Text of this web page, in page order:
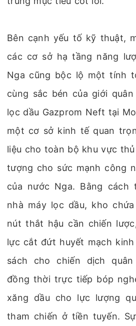
Bên cạnh yếu tố kỹ thuật,
các cơ sở hạ tầng năng
Nga cũng bộc lộ một tính
cùng sắc bén của giới
lọc dầu Gazprom Neft tại
một cơ sở kinh tế quan
liệu cho toàn bộ khu vực
tượng cho sức mạnh công
của nước Nga. Bằng cách
nhà máy lọc dầu, kho
nút thắt hậu cần chiến
lực cắt đứt huyết mạch
sách cho chiến dịch
đồng thời trực tiếp bóp
xăng dầu cho lực lượng
tham chiến ở tiền tuyến.